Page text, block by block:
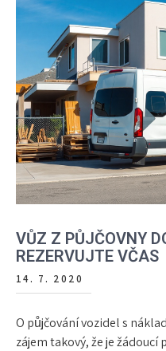
VŮZ Z PŮJČOVNY
REZERVUJTE VČAS
14. 7. 2020
O půjčování vozidel s
zájem takový, že je žádoucí